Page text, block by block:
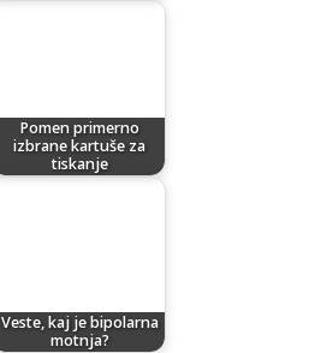
Pomen primerno
izbrane kartuše za
tiskanje
Veste, kaj je bipolarna
motnja?